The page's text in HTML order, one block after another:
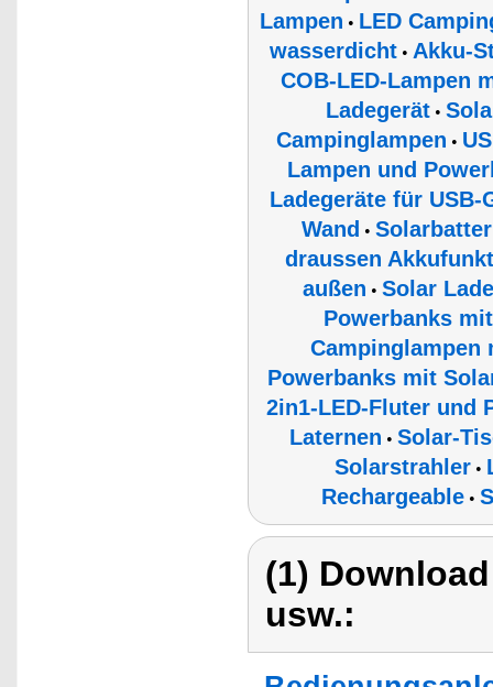
Lampen • LED
wasserdicht • Akku-
COB-LED-Lampen
Ladegerät •
Campinglampen •
Lampen und
Ladegeräte für
Wand •
draussen
außen • Solar
Powerbanks
Campinglampen
Powerbanks mit
2in1-LED-Fluter und
Laternen • Solar-
Solarstrahler•
Rechargeable•
(1)
usw.: